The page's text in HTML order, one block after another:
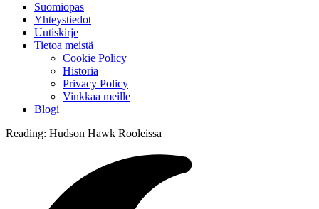
Suomiopas
Yhteystiedot
Uutiskirje
Tietoa meistä
Cookie Policy
Historia
Privacy Policy
Vinkkaa meille
Blogi
Reading: Hudson Hawk Rooleissa